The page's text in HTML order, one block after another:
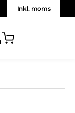
Inkl. moms